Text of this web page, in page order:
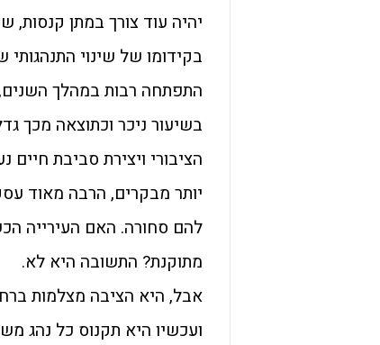
יהיה עוד צורך במתן
בקידומו של שינוי
התפתחה רבות במהלך
בשיעור ניכר וכתוצאה מכך
הציבורי ויצירת סביבת
יותר מבקרים, הרבה מאוד
להם סחורה. האם העירייה
מתוקנת? התשובה היא לא.
אבל, היא הציבה מצלמות
ועכשיו היא תקנוס כל נהג